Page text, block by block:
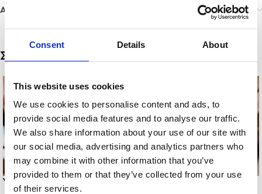
Consent Details About
This website uses cookies
We use cookies to personalise content and ads, to
provide social media features and to analyse our traffic.
We also share information about your use of our site with
our social media, advertising and analytics partners who
may combine it with other information that you’ve
provided to them or that they’ve collected from your use
of their services.
Αποστολή & Παράδοση
Σχετικά προϊόντα
YVONNE BELLY